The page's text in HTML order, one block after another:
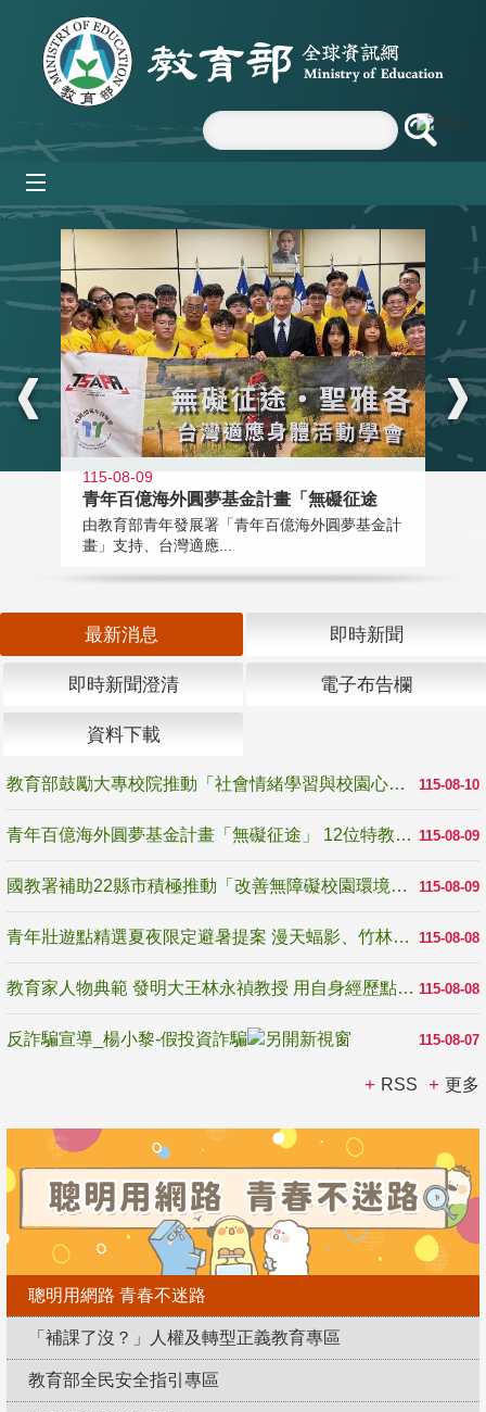
跳到主要內容區塊
:::
115-08-09
青年百億海外圓夢基金計畫「無礙征途
由教育部青年發展署「青年百億海外圓夢基金計
畫」支持、台灣適應...
最新消息 即時新聞
即時新聞澄清 電子布告欄
資料下載
115-08-10
教育部鼓勵大專校院推動「社會情緒學習與校園心理健康促進計畫」 培育校園「心」韌性
115-08-09
青年百億海外圓夢基金計畫「無礙征途」 12位特教與弱勢青年勇闖西班牙 跨越感官限制見證生命蛻變
115-08-09
國教署補助22縣市積極推動「改善無障礙校園環境計畫」 打造友善、安全、無礙學習空間
115-08-08
青年壯遊點精選夏夜限定避暑提案 漫天蝠影、竹林尋蛙、茶香夜觀 邀青年暮色出發
115-08-08
教育家人物典範 發明大王林永禎教授 用自身經歷點亮學生的路
115-08-07
反詐騙宣導_楊小黎-假投資詐騙
RSS 更多
聰明用網路 青春不迷路
「補課了沒？」人權及轉型正義教育專區
教育部全民安全指引專區